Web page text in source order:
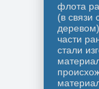
флота
(в связи
части
стали